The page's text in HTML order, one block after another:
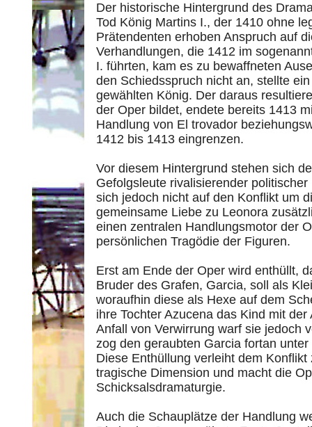
Der historische Hintergrund des
Tod König Martins I., der 1410 ohne
Prätendenten erhoben Anspruch auf
Verhandlungen, die 1412 im
I. führten, kam es zu bewaffneten
den Schiedsspruch nicht an, stellte
gewählten König. Der daraus
der Oper bildet, endete bereits 1413
Handlung von El trovador
1412 bis 1413 eingrenzen.
Vor diesem Hintergrund stehen sich
Gefolgsleute rivalisierender
sich jedoch nicht auf den Konflikt um
gemeinsame Liebe zu Leonora
einen zentralen Handlungsmotor der
persönlichen Tragödie der Figuren.
Erst am Ende der Oper wird enthüllt,
Bruder des Grafen, Garcia, soll als
woraufhin diese als Hexe auf dem
ihre Tochter Azucena das Kind mit
Anfall von Verwirrung warf sie jedoch
zog den geraubten Garcia fortan
Diese Enthüllung verleiht dem
tragische Dimension und macht die
Schicksalsdramaturgie.
Auch die Schauplätze der Handlung